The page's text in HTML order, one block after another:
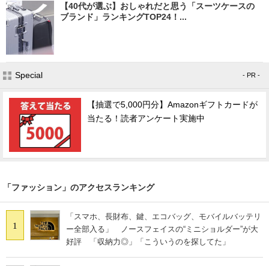
【40代が選ぶ】おしゃれだと思う「スーツケースの
ブランド」ランキングTOP24！...
Special - PR -
【抽選で5,000円分】Amazonギフトカードが
当たる！読者アンケート実施中
「ファッション」のアクセスランキング
1
「スマホ、長財布、鍵、エコバッグ、モバイルバッテリ
ー全部入る」 ノースフェイスの“ミニショルダー”が大
好評 「収納力◎」「こういうのを探してた」